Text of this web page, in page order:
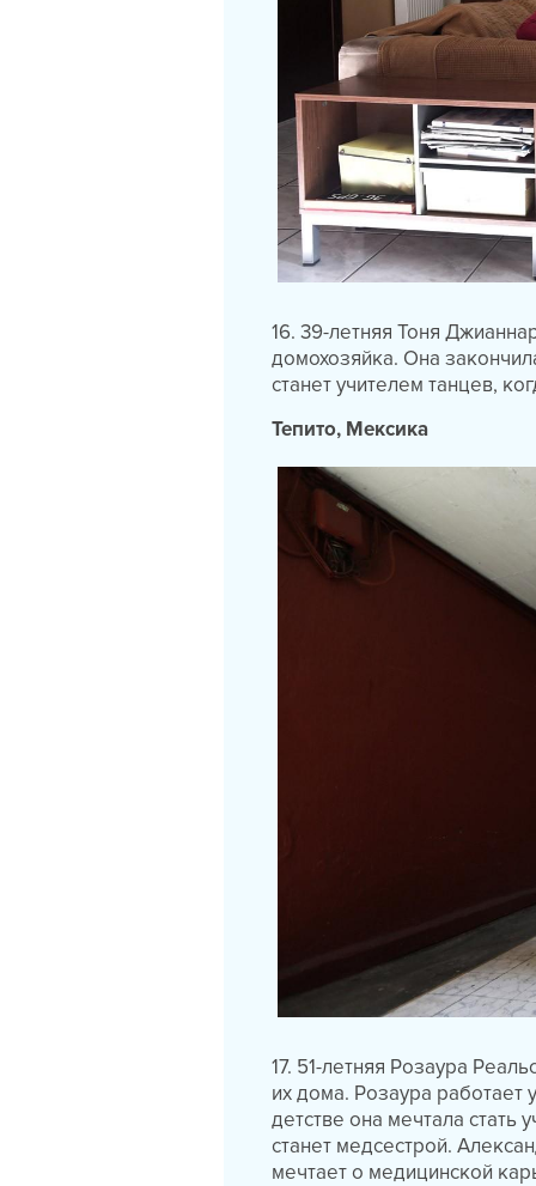
16. 39-летняя Тоня
домохозяйка. Она
станет учителем танцев,
Тепито, Мексика
17. 51-летняя Розаура
их дома. Розаура
детстве она мечтала стать
станет медсестрой.
мечтает о медицинской